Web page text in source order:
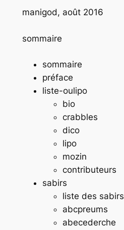
manigod, août 2016
sommaire
sommaire
préface
liste-oulipo
bio
crabbles
dico
lipo
mozin
contributeurs
sabirs
liste des sabirs
abcpreums
abecederche